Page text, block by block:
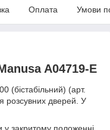
Оплата Умови
A04719-E
(бістабільний) (арт.
розсувних дверей. У